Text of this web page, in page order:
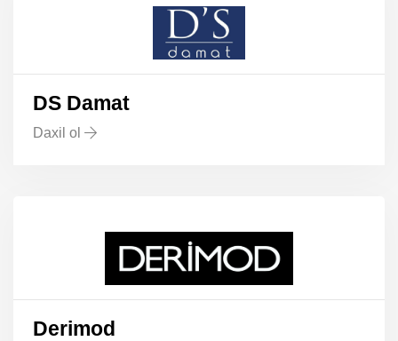
DS Damat
Daxil ol
Derimod